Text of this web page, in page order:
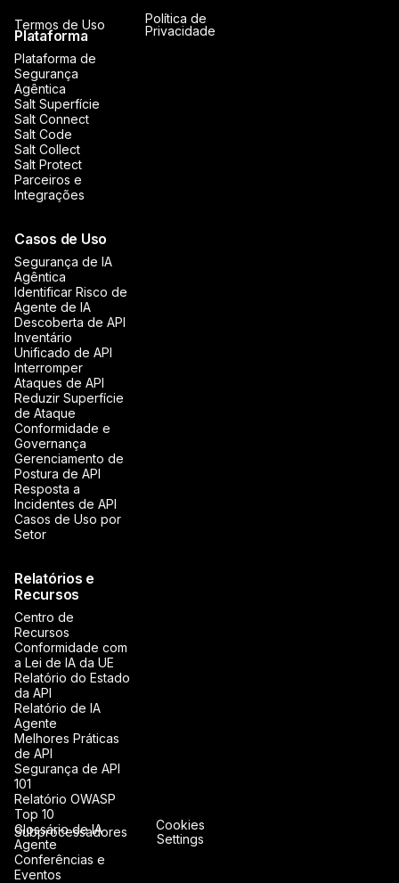
Plataforma
Plataforma de
Segurança
Agêntica
Salt Superfície
Salt Connect
Salt Code
Salt Collect
Salt Protect
Parceiros e
Integrações
Casos de Uso
Segurança de IA
Agêntica
Identificar Risco de
Agente de IA
Descoberta de API
Inventário
Unificado de API
Interromper
Ataques de API
Reduzir Superfície
de Ataque
Conformidade e
Governança
Gerenciamento de
Postura de API
Resposta a
Incidentes de API
Casos de Uso por
Setor
Relatórios e
Recursos
Centro de
Recursos
Conformidade com
a Lei de IA da UE
Relatório do Estado
da API
Relatório de IA
Agente
Melhores Práticas
de API
Segurança de API
101
Relatório OWASP
Top 10
Glossário de IA
Agente
Conferências e
Eventos
Termos de Uso
Política de
Privacidade
Subprocessadores
Cookies
Settings